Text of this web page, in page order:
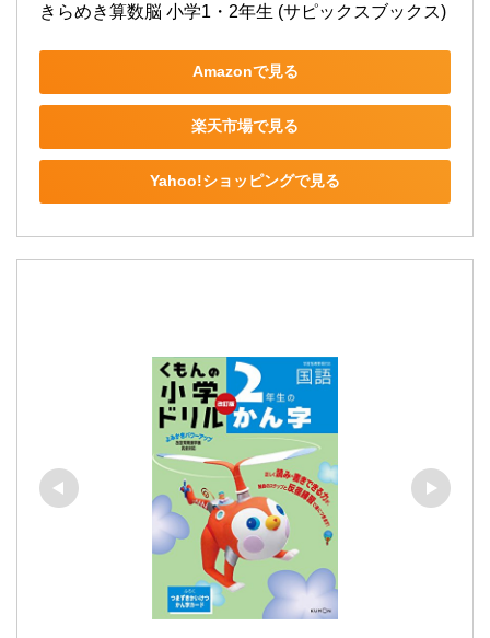
きらめき算数脳 小学1・2年生 (サピックスブックス)
Amazonで見る
楽天市場で見る
Yahoo!ショッピングで見る